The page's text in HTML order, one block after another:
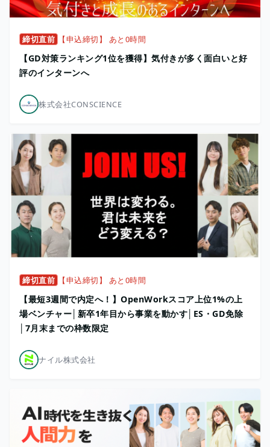
締切直前 【申込締切】 あと0時間
【GD対策ランキング1位を獲得】気付きが多く面白いと好
評のインターンへ
株式会社CONSCIENCE
締切直前 【申込締切】 あと0時間
【最短3週間で内定へ！】OpenWorkスコア上位1%の上
場ベンチャー│新卒1年目から事業を動かす│ES・GD免除
│7月末までの枠数限定
ナイル株式会社